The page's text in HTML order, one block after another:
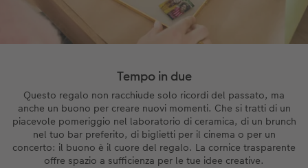
Tempo in due
Questo regalo non racchiude solo ricordi del passato, ma
anche un buono per creare nuovi momenti. Che si tratti di un
piacevole pomeriggio nel laboratorio di ceramica, di un brunch
nel tuo bar preferito, di biglietti per il cinema o per un
concerto: il buono è il cuore del regalo. La cornice trasparente
offre spazio a sufficienza per le tue idee creative.